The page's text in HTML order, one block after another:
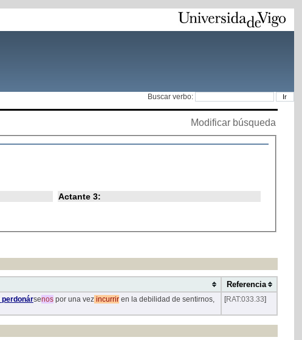
Buscar verbo:
Modificar búsqueda
Actante 3:
Referencia
perdonársenospor una vezincurriren la debilidad de sentirnos,
[RAT:033.33]